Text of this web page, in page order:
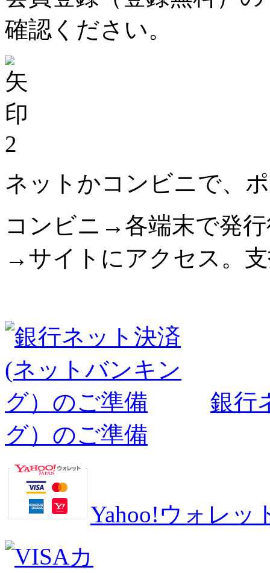
確認ください。
2
ネットかコンビニで、
コンビニ→各端末で発
→サイトにアクセス。
銀行
グ）のご準備
Yahoo!ウォレッ